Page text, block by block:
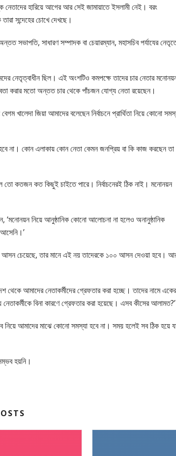
হারিয়ে আগের আর সেই জামায়াতে ইসলামী নেই। বরং
সন্দেহের চোখে দেখছে।
সভাপতি, সাধারণ সম্পাদক বা চেয়ারম্যান, মহাসচিব পর্যাযের
নেতৃত্বাধীন ছিল। এই অংশটিও কমপক্ষে তাদের চার নেতার
করার মতো অন্তত চার থেকে পাঁচজন যোগ্য নেতা রয়েছেন।
খালেদা জিয়া আমাদের বলেছেন নির্বাচনে প্রার্থিতা নিয়ে কোনো
না। কোন এলাকায় কোন নেতা কেমন জনপ্রিয় বা কি কাজ করছেন তা
তো কতজন কত কিছুই চাইতে পারে। নির্বাচনেরই ঠিক নাই। মনোনয়ন
‘মনোনয়ন নিয়ে আনুষ্ঠানিক কোনো আলোচনা না হলেও অনানুষ্ঠানিক
আসন চেয়েছে, তার মানে এই নয় তাদেরকে ১০০ আসন দেওয়া হবে।
থেকে আমাদের নেতাকর্মীদের গ্রেফতার করা হচ্ছে। তাদের নামে একের
বিনা কারণে গ্রেফতার করা হয়েছে। এসব কীসের আলামত?’
আমাদের মাঝে কোনো সমস্যা হবে না। সময় হলেই সব ঠিক হয়ে
হয়নি।